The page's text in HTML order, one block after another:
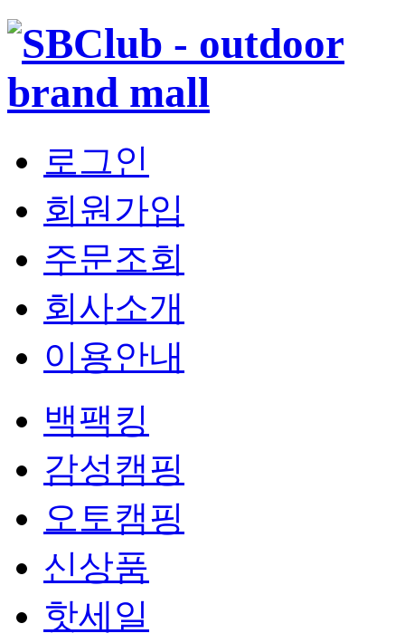
로그인
회원가입
주문조회
회사소개
이용안내
백팩킹
감성캠핑
오토캠핑
신상품
핫세일